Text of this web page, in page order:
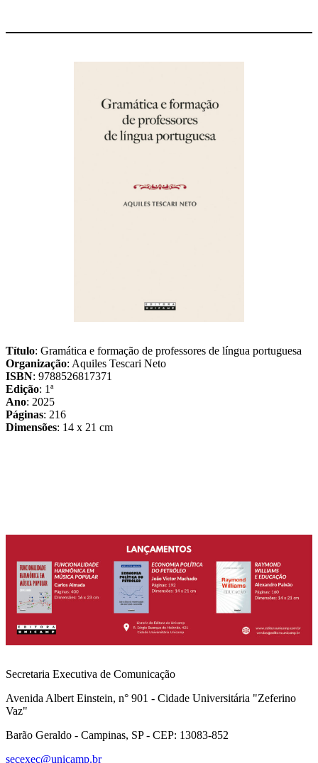
Título: Gramática e formação de professores de língua portuguesa
Organização: Aquiles Tescari Neto
ISBN: 9788526817371
Edição: 1ª
Ano: 2025
Páginas: 216
Dimensões: 14 x 21 cm
Secretaria Executiva de Comunicação
Avenida Albert Einstein, n° 901 - Cidade Universitária "Zeferino
Vaz"
Barão Geraldo - Campinas, SP - CEP: 13083-852
secexec@unicamp.br